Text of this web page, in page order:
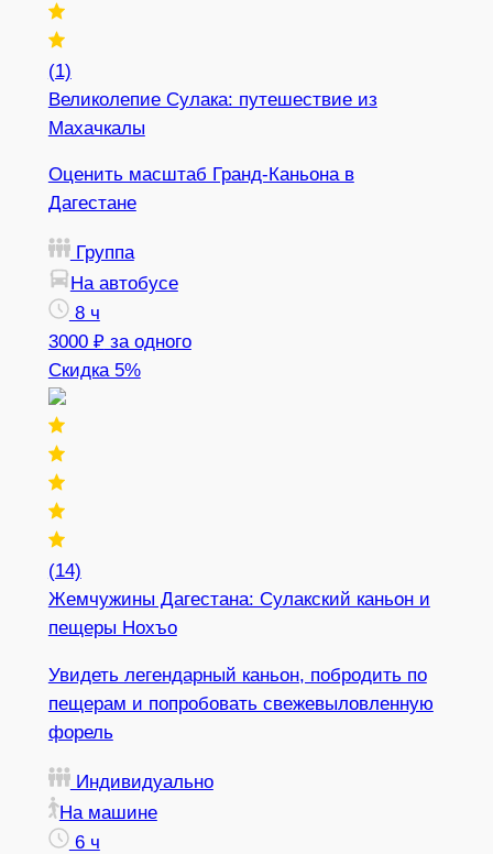
(1)
Великолепие Сулака: путешествие из
Махачкалы
Оценить масштаб Гранд-Каньона в
Дагестане
Группа
На автобусе
8 ч
3000 ₽ за одного
Скидка 5%
(14)
Жемчужины Дагестана: Сулакский каньон и
пещеры Нохъо
Увидеть легендарный каньон, побродить по
пещерам и попробовать свежевыловленную
форель
Индивидуально
На машине
6 ч